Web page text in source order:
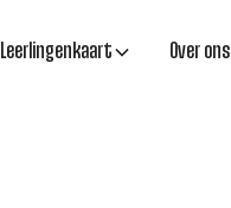
Leerlingenkaart Over ons